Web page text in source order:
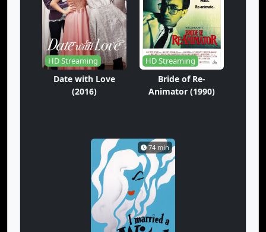
HD Streaming
Date with Love
(2016)
HD Streaming
Bride of Re-
Animator (1990)
74 min